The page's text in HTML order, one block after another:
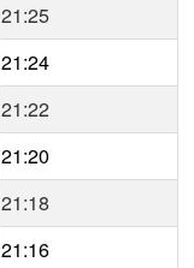
21:25
21:24
21:22
21:20
21:18
21:16